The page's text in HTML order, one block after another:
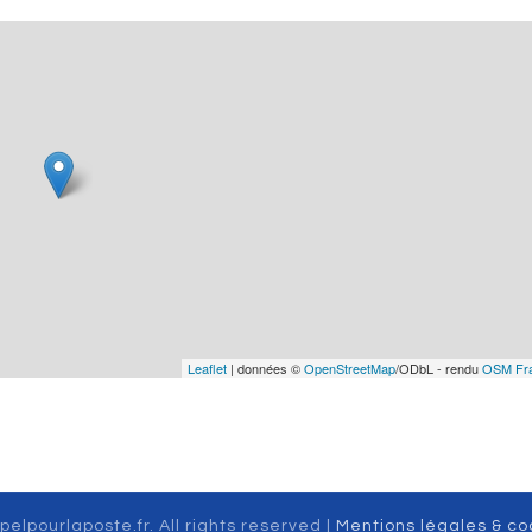
Leaflet | données ©OpenStreetMap/ODbL - renduOSM
All rights reserved | Mentions légales &